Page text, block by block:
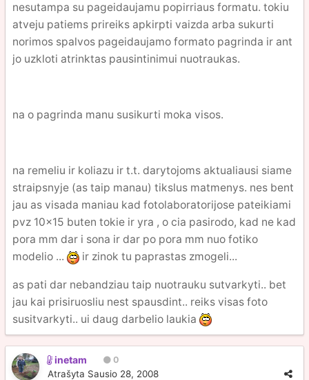
nesutampa su pageidaujamu popirriaus formatu. tokiu
atveju patiems prireiks apkirpti vaizda arba sukurti
norimos spalvos pageidaujamo formato pagrinda ir ant
jo uzkloti atrinktas pausintinimui nuotraukas.
na o pagrinda manu susikurti moka visos.
na remeliu ir koliazu ir t.t. darytojoms aktualiausi siame
straipsnyje (as taip manau) tikslus matmenys. nes bent
jau as visada maniau kad fotolaboratorijose pateikiami
pvz 10x15 buten tokie ir yra , o cia pasirodo, kad ne kad
pora mm dar i sona ir dar po pora mm nuo fotiko
modelio ...
ir zinok tu paprastas zmogeli...
as pati dar nebandziau taip nuotrauku sutvarkyti.. bet
jau kai prisiruosliu nest spausdint.. reiks visas foto
susitvarkyti.. ui daug darbelio laukia
inetam 0
Atrašyta Sausio 28, 2008